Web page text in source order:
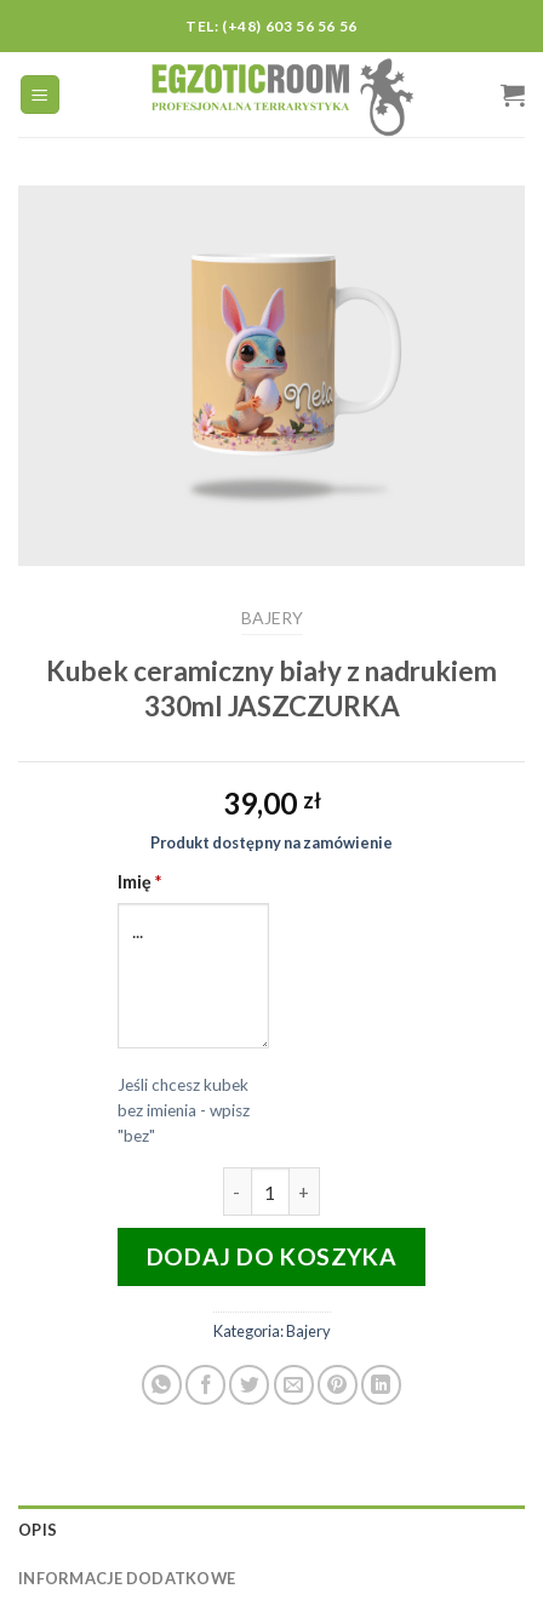
content
TEL: (+48) 603 56 56 56
BAJERY
Kubek ceramiczny biały z nadrukiem
330ml JASZCZURKA
39,00 zł
Produkt dostępny na zamówienie
Imię*
Jeśli chcesz kubek
bez imienia - wpisz
"bez"
DODAJ DO KOSZYKA
Kategoria:Bajery
OPIS
INFORMACJE DODATKOWE